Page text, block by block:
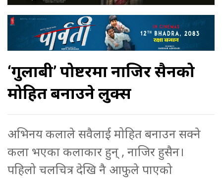
‘गुलाबी’ पोष्टरमा नाजिर हुसैनको
मोहित बनाउने लुक्स
अभिनय कलाले सवैलाई मोहित बनाउन सक्ने
कला भएका कलाकार हुन् , नाजिर हुसैन।
पहिलो चलचित्र देखि नै आफुले पाएको